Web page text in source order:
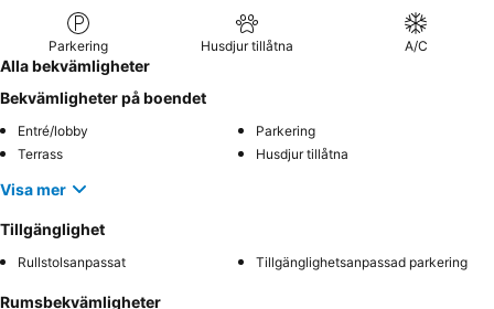
Parkering Husdjur tillåtna A/C
Alla bekvämligheter
Bekvämligheter på boendet
Entré/lobby
Parkering
Terrass
Husdjur tillåtna
Visa mer
Tillgänglighet
Rullstolsanpassat Tillgänglighetsanpassad parkering
Rumsbekvämligheter